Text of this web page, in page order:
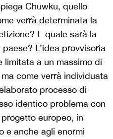
Chuwku, quello
verrà determinata la
E quale sarà la
L’idea provvisoria
limitata a un massimo di
come verrà individuata
processo di
identico problema con
europeo, in
e anche agli enormi